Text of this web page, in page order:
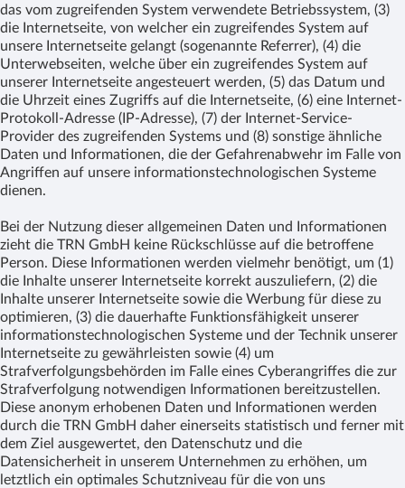
das vom zugreifenden System verwendete Betriebssystem, (3)
die Internetseite, von welcher ein zugreifendes System auf
unsere Internetseite gelangt (sogenannte Referrer), (4) die
Unterwebseiten, welche über ein zugreifendes System auf
unserer Internetseite angesteuert werden, (5) das Datum und
die Uhrzeit eines Zugriffs auf die Internetseite, (6) eine Internet-
Protokoll-Adresse (IP-Adresse), (7) der Internet-Service-
Provider des zugreifenden Systems und (8) sonstige ähnliche
Daten und Informationen, die der Gefahrenabwehr im Falle von
Angriffen auf unsere informationstechnologischen Systeme
dienen.
Bei der Nutzung dieser allgemeinen Daten und Informationen
zieht die TRN GmbH keine Rückschlüsse auf die betroffene
Person. Diese Informationen werden vielmehr benötigt, um (1)
die Inhalte unserer Internetseite korrekt auszuliefern, (2) die
Inhalte unserer Internetseite sowie die Werbung für diese zu
optimieren, (3) die dauerhafte Funktionsfähigkeit unserer
informationstechnologischen Systeme und der Technik unserer
Internetseite zu gewährleisten sowie (4) um
Strafverfolgungsbehörden im Falle eines Cyberangriffes die zur
Strafverfolgung notwendigen Informationen bereitzustellen.
Diese anonym erhobenen Daten und Informationen werden
durch die TRN GmbH daher einerseits statistisch und ferner mit
dem Ziel ausgewertet, den Datenschutz und die
Datensicherheit in unserem Unternehmen zu erhöhen, um
letztlich ein optimales Schutzniveau für die von uns